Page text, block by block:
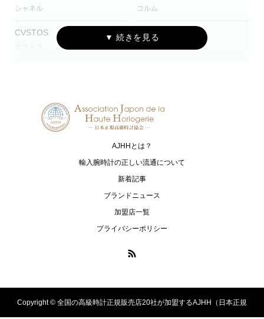
シャネル コルム
CVSTOS EDOX
G-SHOCK
ジーショック
HARRY WINSTON
ハリー・ウィンストン
I.T.A.
アイ･ティー･エー
アイ・ダブリュー・シー シャフハ
ローリーロドキン
エムアールジー エムティージー
AJHHとは？
輸入腕時計の正しい流通について
新着記事
ブランドニュース
加盟店一覧
プライバシーポリシー
Copyright © 全国の高級時計正規販売店20社が加盟するAJHH（日本正規